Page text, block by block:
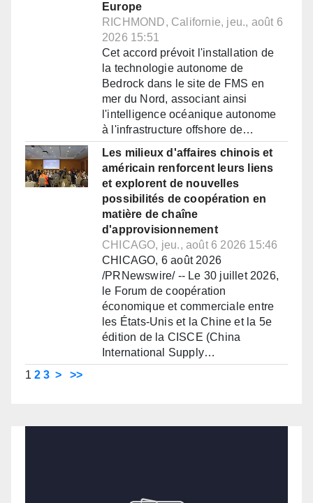
Europe
RICHMOND, Californie, jeu., août 6
2026 15:51
Cet accord prévoit l'installation de
la technologie autonome de
Bedrock dans le site de FMS en
mer du Nord, associant ainsi
l'intelligence océanique autonome
à l'infrastructure offshore de…
Les milieux d'affaires chinois et
américain renforcent leurs liens
et explorent de nouvelles
possibilités de coopération en
matière de chaîne
d'approvisionnement
CHICAGO, jeu., août 6 2026 15:46
CHICAGO, 6 août 2026
/PRNewswire/ -- Le 30 juillet 2026,
le Forum de coopération
économique et commerciale entre
les États-Unis et la Chine et la 5e
édition de la CISCE (China
International Supply…
1 2 3 > >>